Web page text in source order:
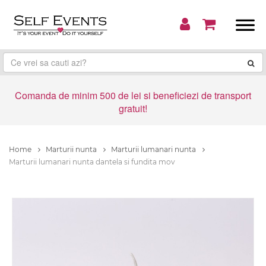
Comanda de minim 500 de lei si beneficiezi de transport
gratuit!
Home Marturii nunta
Marturii lumanari nunta
Marturii lumanari nunta dantela si fundita mov